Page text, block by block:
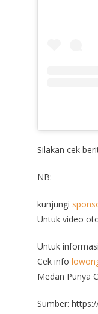
Silakan cek
NB:
kunjungi
Untuk video
Untuk informasi
Cek info
Medan Punya
Sumber: